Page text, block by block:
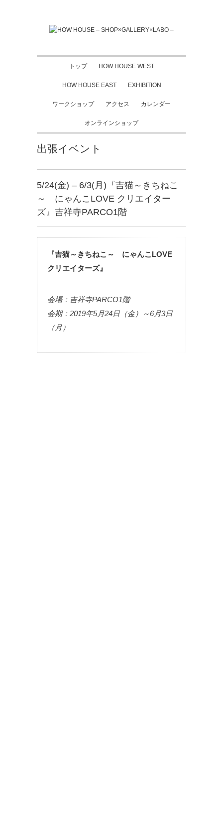
トップ HOW HOUSE WEST
HOW HOUSE EAST EXHIBITION
ワークショップ アクセス カレンダー
オンラインショップ
出張イベント
5/24(金) – 6/3(月)『吉猫～きちねこ
～ にゃんこLOVE クリエイター
ズ』吉祥寺PARCO1階
『吉猫～きちねこ～ にゃんこLOVE
クリエイターズ』
会場：吉祥寺PARCO1階
会期：2019年5月24日（金）～6月3日
（月）